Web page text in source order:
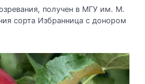
получен в МГУ им. М.
сорта Избранница с донором